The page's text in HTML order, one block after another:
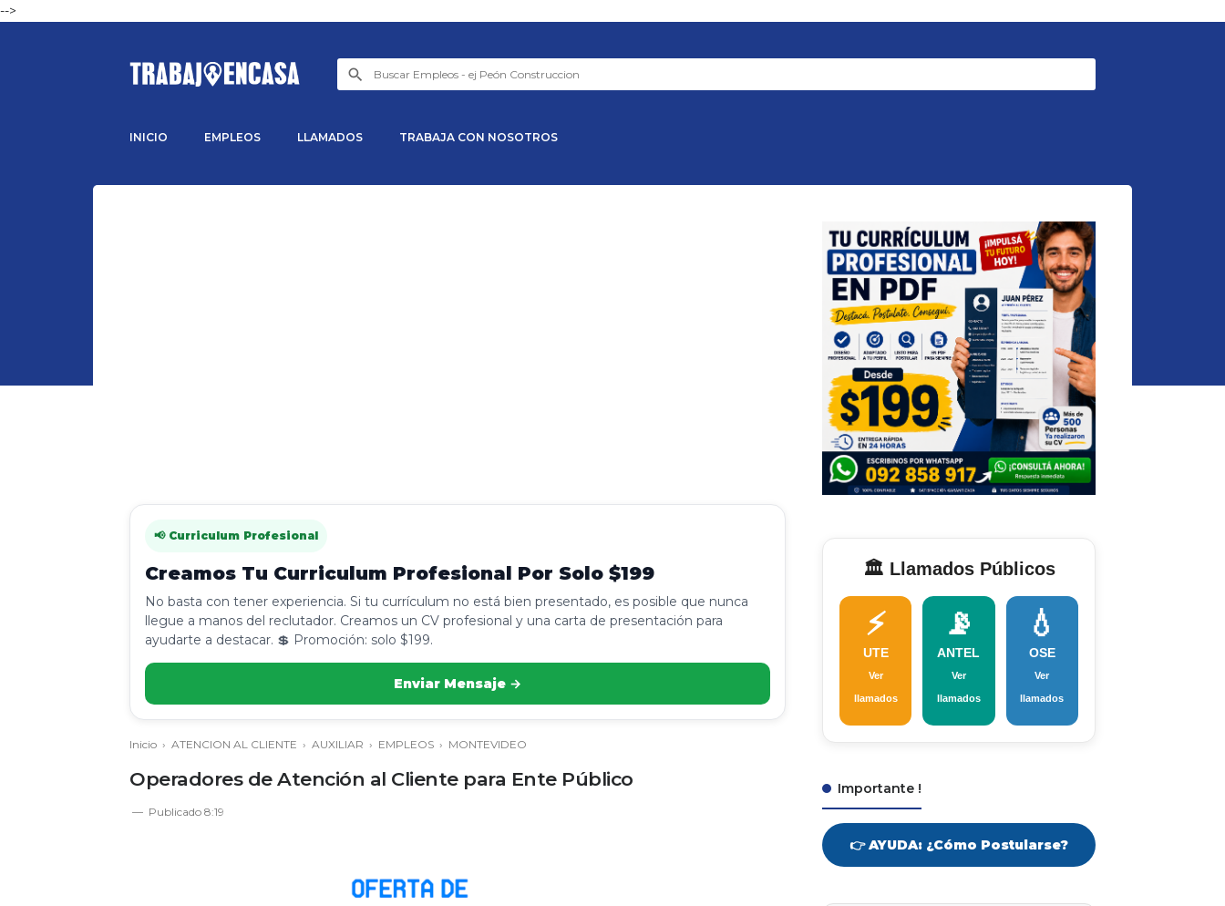
-->
INICIO EMPLEOS LLAMADOS TRABAJA CON NOSOTROS
📢 Curriculum Profesional
Creamos Tu Curriculum Profesional Por Solo $199
No basta con tener experiencia. Si tu currículum no está bien presentado, es posible que nunca
llegue a manos del reclutador. Creamos un CV profesional y una carta de presentación para
ayudarte a destacar. 💲 Promoción: solo $199.
Enviar Mensaje →
Inicio › ATENCION AL CLIENTE › AUXILIAR › EMPLEOS › MONTEVIDEO
Operadores de Atención al Cliente para Ente Público
Publicado 8:19
🏛️ Llamados Públicos
⚡
UTE
Ver
llamados
📡
ANTEL
Ver
llamados
💧
OSE
Ver
llamados
Importante !
👉 AYUDA: ¿Cómo Postularse?